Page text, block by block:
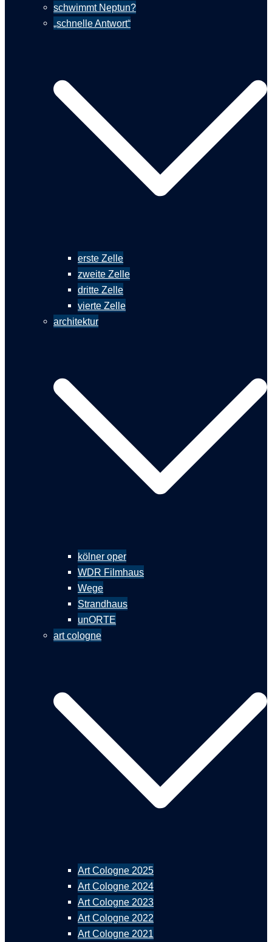
schwimmt Neptun?
„schnelle Antwort“
erste Zelle
zweite Zelle
dritte Zelle
vierte Zelle
architektur
kölner oper
WDR Filmhaus
Wege
Strandhaus
unORTE
art cologne
Art Cologne 2025
Art Cologne 2024
Art Cologne 2023
Art Cologne 2022
Art Cologne 2021